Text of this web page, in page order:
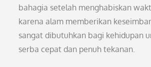
bahagia setelah menghabiskan
karena alam memberikan
sangat dibutuhkan bagi kehidupan
serba cepat dan penuh tekanan.